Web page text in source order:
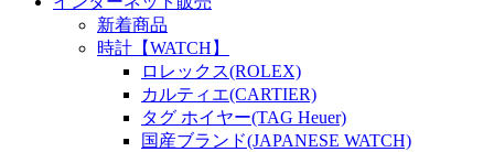
新着商品
時計【WATCH】
ロレックス(ROLEX)
カルティエ(CARTIER)
タグ ホイヤー(TAG Heuer)
国産ブランド(JAPANESE WATCH)